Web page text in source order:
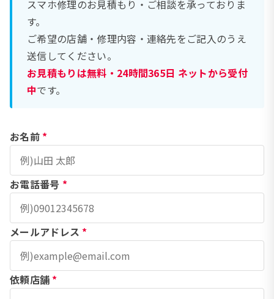
スマホ修理のお見積もり・ご相談を承っておりま
す。
ご希望の店舗・修理内容・連絡先をご記入のうえ
送信してください。
お見積もりは無料・24時間365日 ネットから受付
中です。
お名前 *
お電話番号 *
メールアドレス *
依頼店舗 *